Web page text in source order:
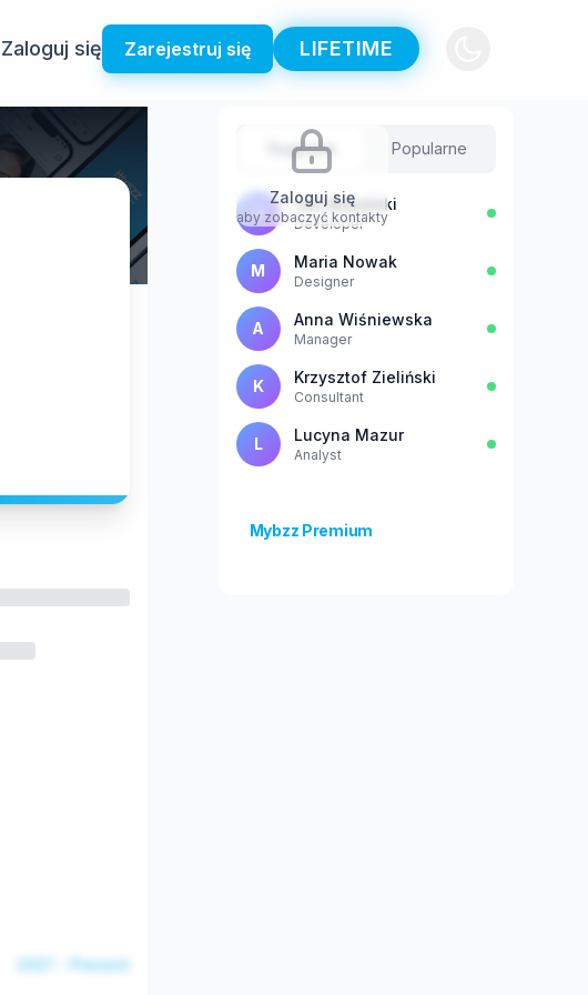
Zaloguj się Zarejestruj się LIFETIME
2021 - Present
Zaloguj się
aby zobaczyć kontakty
Sugestie Popularne
J Jan Kowalski
Developer
M Maria Nowak
Designer
A Anna Wiśniewska
Manager
K Krzysztof Zieliński
Consultant
L Lucyna Mazur
Analyst
Mybzz Premium